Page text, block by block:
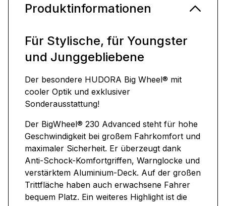
Produktinformationen
Für Stylische, für Youngster
und Junggebliebene
Der besondere HUDORA Big Wheel® mit
cooler Optik und exklusiver
Sonderausstattung!
Der BigWheel® 230 Advanced steht für hohe
Geschwindigkeit bei großem Fahrkomfort und
maximaler Sicherheit. Er überzeugt dank
Anti-Schock-Komfortgriffen, Warnglocke und
verstärktem Aluminium-Deck. Auf der großen
Trittfläche haben auch erwachsene Fahrer
bequem Platz. Ein weiteres Highlight ist die